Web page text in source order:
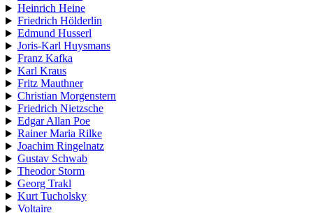
Heinrich Heine
Friedrich Hölderlin
Edmund Husserl
Joris-Karl Huysmans
Franz Kafka
Karl Kraus
Fritz Mauthner
Christian Morgenstern
Friedrich Nietzsche
Edgar Allan Poe
Rainer Maria Rilke
Joachim Ringelnatz
Gustav Schwab
Theodor Storm
Georg Trakl
Kurt Tucholsky
Voltaire